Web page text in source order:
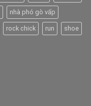
nhà phó gò vấp
rock chick run shoe